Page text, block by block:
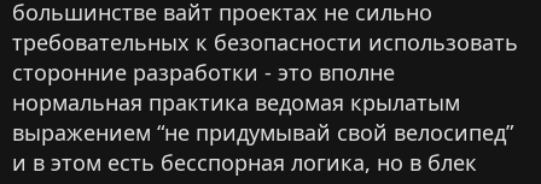
большинстве вайт проектах не сильно
требовательных к безопасности использовать
сторонние разработки - это вполне
нормальная практика ведомая крылатым
выражением “не придумывай свой велосипед”
и в этом есть бесспорная логика, но в блек